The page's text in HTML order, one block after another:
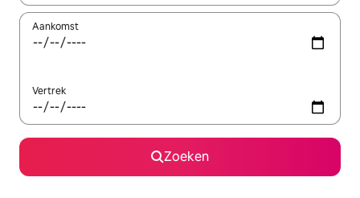
Aankomst
Vertrek
Zoeken